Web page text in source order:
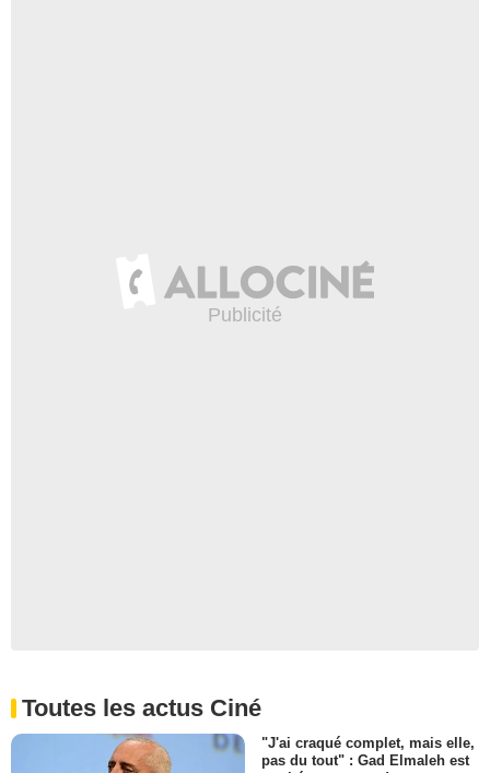
Toutes les actus Ciné
"J'ai craqué complet, mais elle,
pas du tout" : Gad Elmaleh est